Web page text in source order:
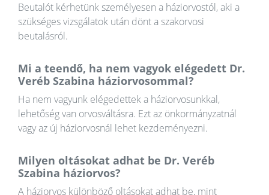
Beutalót kérhetünk személyesen a háziorvostól, aki a
szükséges vizsgálatok után dönt a szakorvosi
beutalásról.
Mi a teendő, ha nem vagyok elégedett Dr.
Veréb Szabina háziorvosommal?
Ha nem vagyunk elégedettek a háziorvosunkkal,
lehetőség van orvosváltásra. Ezt az önkormányzatnál
vagy az új háziorvosnál lehet kezdeményezni.
Milyen oltásokat adhat be Dr. Veréb
Szabina háziorvos?
A háziorvos különböző oltásokat adhat be, mint